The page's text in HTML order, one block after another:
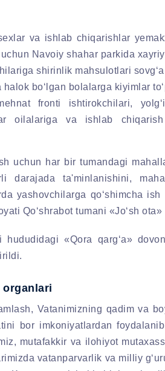
va ishlab chiqarishlar
Navoiy shahar parkida
shirinlik mahsulotlari
bo‘lgan bolalarga kiyimlar
fronti ishtirokchilari,
oilalariga va ishlab
uchun har bir tumandagi
darajada ta'minlanishini,
yashovchilarga qo‘shimcha ish
Qo‘shrabot tumani «Jo‘sh
«Qora qarg‘a»
Vatanimizning qadim va
bor imkoniyatlardan
mutafakkir va ilohiyot
vatanparvarlik va milliy